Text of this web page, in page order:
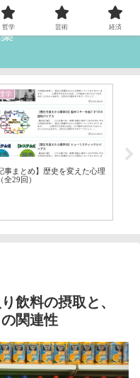
学
事まとめ】歴史を変えた心理
全29回）
飲料の摂取と、
関連性
哲学 芸術 経済